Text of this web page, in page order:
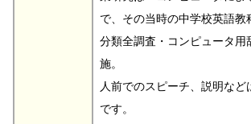
で、その当時の中学校英語教
分類全調査・コンピュータ用
施。
人前でのスピーチ、説明など
です。